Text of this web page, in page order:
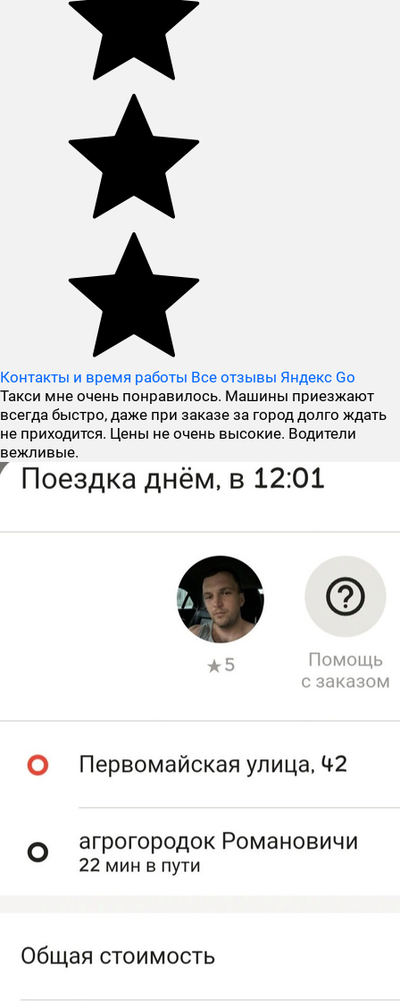
Контакты и время работы Все отзывы Яндекс Go
Такси мне очень понравилось. Машины приезжают
всегда быстро, даже при заказе за город долго ждать
не приходится. Цены не очень высокие. Водители
вежливые.